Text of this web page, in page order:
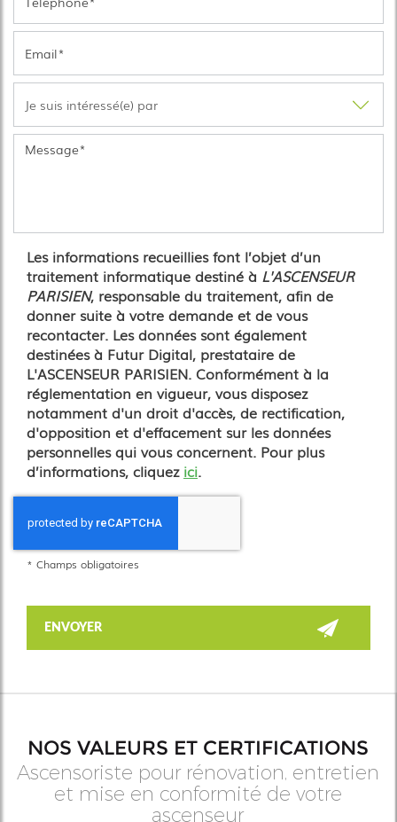
Les informations recueillies font l’objet d’un
traitement informatique destiné à L'ASCENSEUR
PARISIEN, responsable du traitement, afin de
donner suite à votre demande et de vous
recontacter. Les données sont également
destinées à Futur Digital, prestataire de
L'ASCENSEUR PARISIEN. Conformément à la
réglementation en vigueur, vous disposez
notamment d'un droit d'accès, de rectification,
d'opposition et d'effacement sur les données
personnelles qui vous concernent. Pour plus
d’informations, cliquez ici.
* Champs obligatoires
NOS VALEURS ET CERTIFICATIONS
Ascensoriste pour rénovation, entretien
et mise en conformité de votre
ascenseur